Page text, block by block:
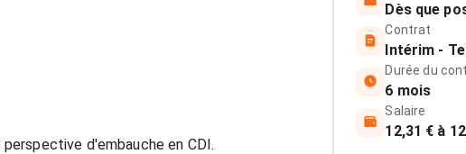
d'embauche en CDI.
Dès que
Contrat
Intérim -
Durée du
6 mois
Salaire
12,31 € à